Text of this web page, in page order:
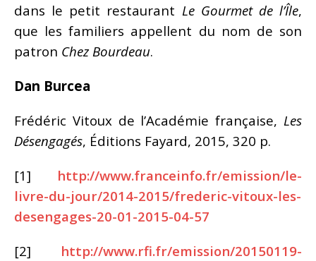
dans le petit restaurant Le Gourmet de l’Île,
que les familiers appellent du nom de son
patron Chez Bourdeau.
Dan Burcea
Frédéric Vitoux de l’Académie française, Les
Désengagés, Éditions Fayard, 2015, 320 p.
[1] http://www.franceinfo.fr/emission/le-
livre-du-jour/2014-2015/frederic-vitoux-les-
desengages-20-01-2015-04-57
[2] http://www.rfi.fr/emission/20150119-